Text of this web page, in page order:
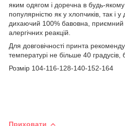
яким одягом і доречна в будь-якому
популярністю як у хлопчиків, так і у
дихаючий 100% бавовна, приємний
алергічних реакцій.
Для довговічності принта
температурі не більше 40 градусів,
Розмір 104-116-128-140-152-164
Приховати